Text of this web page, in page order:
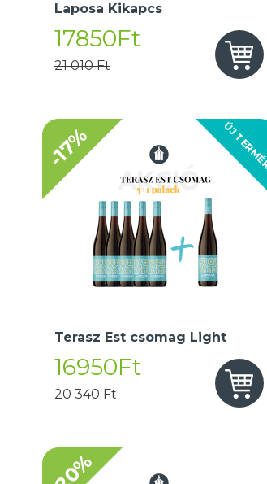
Laposa Kikapcs
17850Ft
21 010 Ft
ÚJ TERMÉK
-17%
Terasz Est csomag Light
16950Ft
20 340 Ft